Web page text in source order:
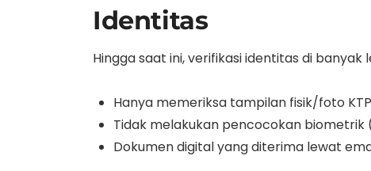
Identitas
Hingga saat ini, verifikasi identitas di
Hanya memeriksa tampilan fisik/foto
Tidak melakukan pencocokan
Dokumen digital yang diterima lewat